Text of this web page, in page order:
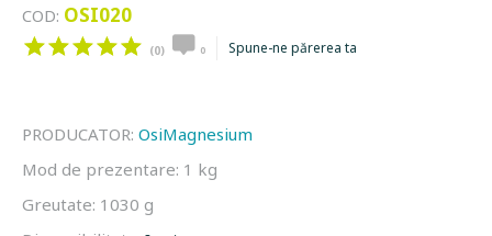
COD: OSI020
(0) 0 Spune-ne părerea ta
PRODUCATOR: OsiMagnesium
Mod de prezentare: 1 kg
Greutate: 1030 g